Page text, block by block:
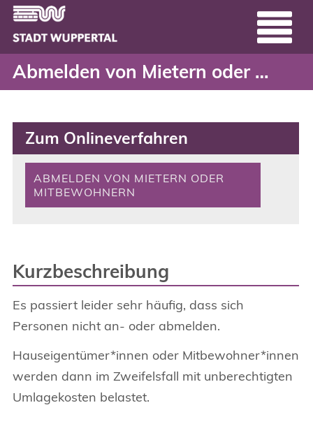
Zum Hauptinhalt springen
Abmelden von Mietern
Header
Abmelden von Mietern oder Mitbewohnern
Zum Onlineverfahren
ABMELDEN VON MIETERN ODER
MITBEWOHNERN
Kurzbeschreibung
Es passiert leider sehr häufig, dass sich
Personen nicht an- oder abmelden.
Hauseigentümer*innen oder Mitbewohner*innen
werden dann im Zweifelsfall mit unberechtigten
Umlagekosten belastet.